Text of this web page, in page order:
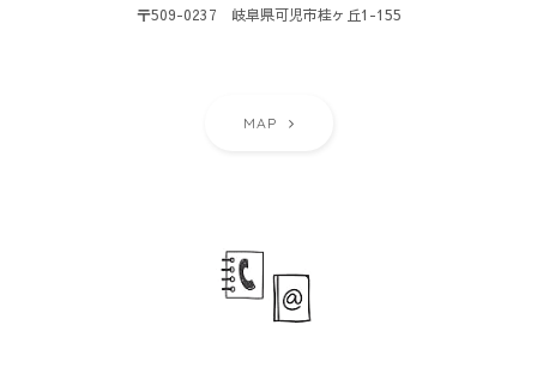
〒509-0237 岐阜県可児市桂ヶ丘1-155
MAP